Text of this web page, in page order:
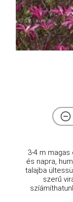
3-4 m
és napra,
talajba
szerű